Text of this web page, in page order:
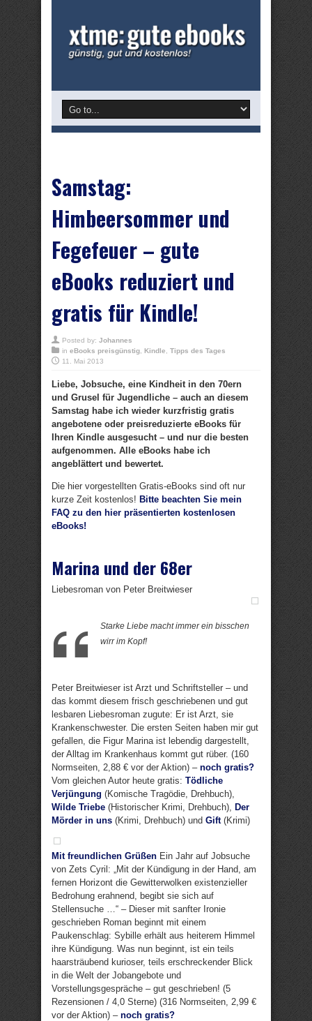
Samstag:
Himbeersommer und
Fegefeuer – gute
eBooks reduziert und
gratis für Kindle!
Posted by: Johannes
in eBooks preisgünstig Kindle
Tipps des Tages
11. Mai 2013
Liebe, Jobsuche, eine Kindheit in den 70ern
und Grusel für Jugendliche – auch an diesem
Samstag habe ich wieder kurzfristig gratis
angebotene oder preisreduzierte eBooks für
Ihren Kindle ausgesucht – und nur die besten
aufgenommen. Alle eBooks habe ich
angeblättert und bewertet.
Die hier vorgestellten Gratis-eBooks sind oft nur
kurze Zeit kostenlos! Bitte beachten Sie mein
FAQ zu den hier präsentierten kostenlosen
eBooks!
Marina und der 68er
Liebesroman von Peter Breitwieser
Starke Liebe macht immer ein bisschen
wirr im Kopf!
Peter Breitwieser ist Arzt und Schriftsteller – und
das kommt diesem frisch geschriebenen und gut
lesbaren Liebesroman zugute: Er ist Arzt, sie
Krankenschwester. Die ersten Seiten haben mir gut
gefallen, die Figur Marina ist lebendig dargestellt,
der Alltag im Krankenhaus kommt gut rüber. (160
Normseiten, 2,88 € vor der Aktion) – noch gratis?
Vom gleichen Autor heute gratis: Tödliche
Verjüngung (Komische Tragödie, Drehbuch),
Wilde Triebe (Historischer Krimi, Drehbuch), Der
Mörder in uns (Krimi, Drehbuch) und Gift(Krimi)
Mit freundlichen Grüßen Ein Jahr auf Jobsuche
von Zets Cyril: „Mit der Kündigung in der Hand, am
fernen Horizont die Gewitterwolken existenzieller
Bedrohung erahnend, begibt sie sich auf
Stellensuche …“ – Dieser mit sanfter Ironie
geschrieben Roman beginnt mit einem
Paukenschlag: Sybille erhält aus heiterem Himmel
ihre Kündigung. Was nun beginnt, ist ein teils
haarsträubend kurioser, teils erschreckender Blick
in die Welt der Jobangebote und
Vorstellungsgespräche – gut geschrieben! (5
Rezensionen / 4,0 Sterne) (316 Normseiten, 2,99 €
vor der Aktion) – noch gratis?